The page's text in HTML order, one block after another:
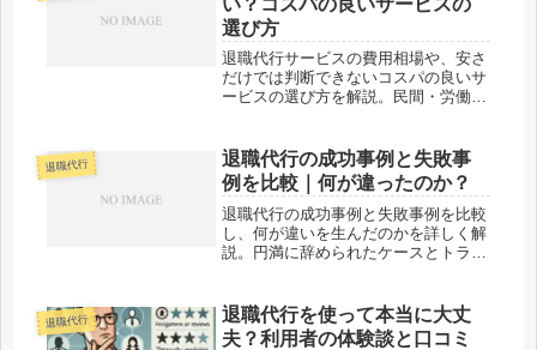
い？コスパの良いサービスの
選び方
退職代行サービスの費用相場や、安さ
だけでは判断できないコスパの良いサ
ービスの選び方を解説。民間・労働組
退職代行
退職代行の成功事例と失敗事
例を比較｜何が違ったのか？
退職代行の成功事例と失敗事例を比較
し、何が違いを生んだのかを詳しく解
説。円満に辞められたケースとトラブ
退職代行
退職代行を使って本当に大丈
夫？利用者の体験談と口コミ